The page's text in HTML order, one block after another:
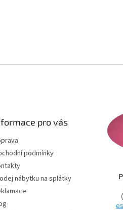
pro vás
podmínky
nábytku na splátky